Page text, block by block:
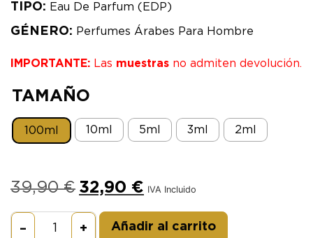
TIPO: Eau De Parfum (EDP)
GÉNERO: Perfumes Árabes Para Hombre
IMPORTANTE: Las muestras no admiten devolución.
TAMAÑO
100ml 10ml 5ml 3ml 2ml
39,90€ 32,90 € IVA Incluido
– + Añadir al carrito